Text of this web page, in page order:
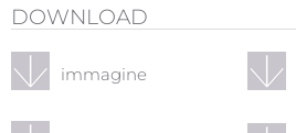
DOWNLOAD
immagine